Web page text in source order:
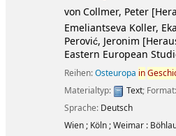
vonCollmer, Peter
Emeliantseva Koller,
Perović, Jeronim
Eastern European
Reihen:Osteuropa in
Materialtyp:
Text; Format:
Sprache: Deutsch
Wien ; Köln ; Weimar :